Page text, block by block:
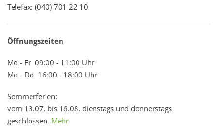
Telefax: (040) 701 22 10
Öffnungszeiten
Mo - Fr 09:00 - 11:00 Uhr
Mo - Do 16:00 - 18:00 Uhr
Sommerferien:
vom 13.07. bis 16.08. dienstags und donnerstags
geschlossen. Mehr